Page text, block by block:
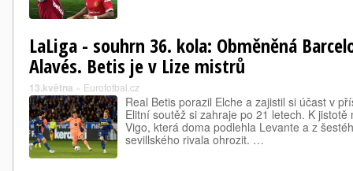
LaLiga - souhrn 36. kola: Obměněná
Alavés. Betis je v Lize mistrů
13.května » Eurofotbal.cz
Real Betis porazil Elche a zajistil si účast v
Elitní soutěž si zahraje po 21 letech. K
Vigo, která doma podlehla Levante a z
sevillského rivala ohrozit. …